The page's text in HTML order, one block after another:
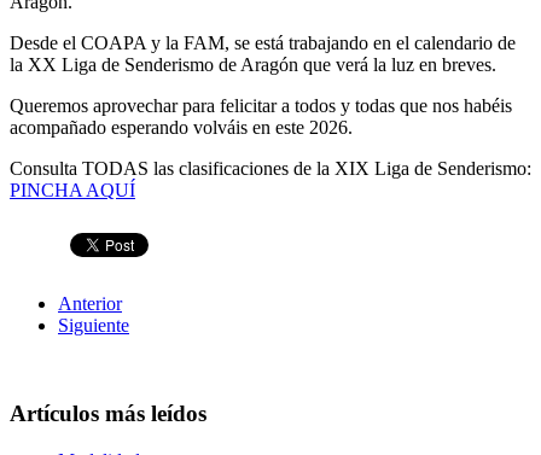
Desde el COAPA y la FAM, se está trabajando en el calendario de
la XX Liga de Senderismo de Aragón que verá la luz en breves.
Queremos aprovechar para felicitar a todos y todas que nos habéis
acompañado esperando volváis en este 2026.
Consulta TODAS las clasificaciones de la XIX Liga de Senderismo:
PINCHA AQUÍ
Anterior
Siguiente
Artículos más leídos